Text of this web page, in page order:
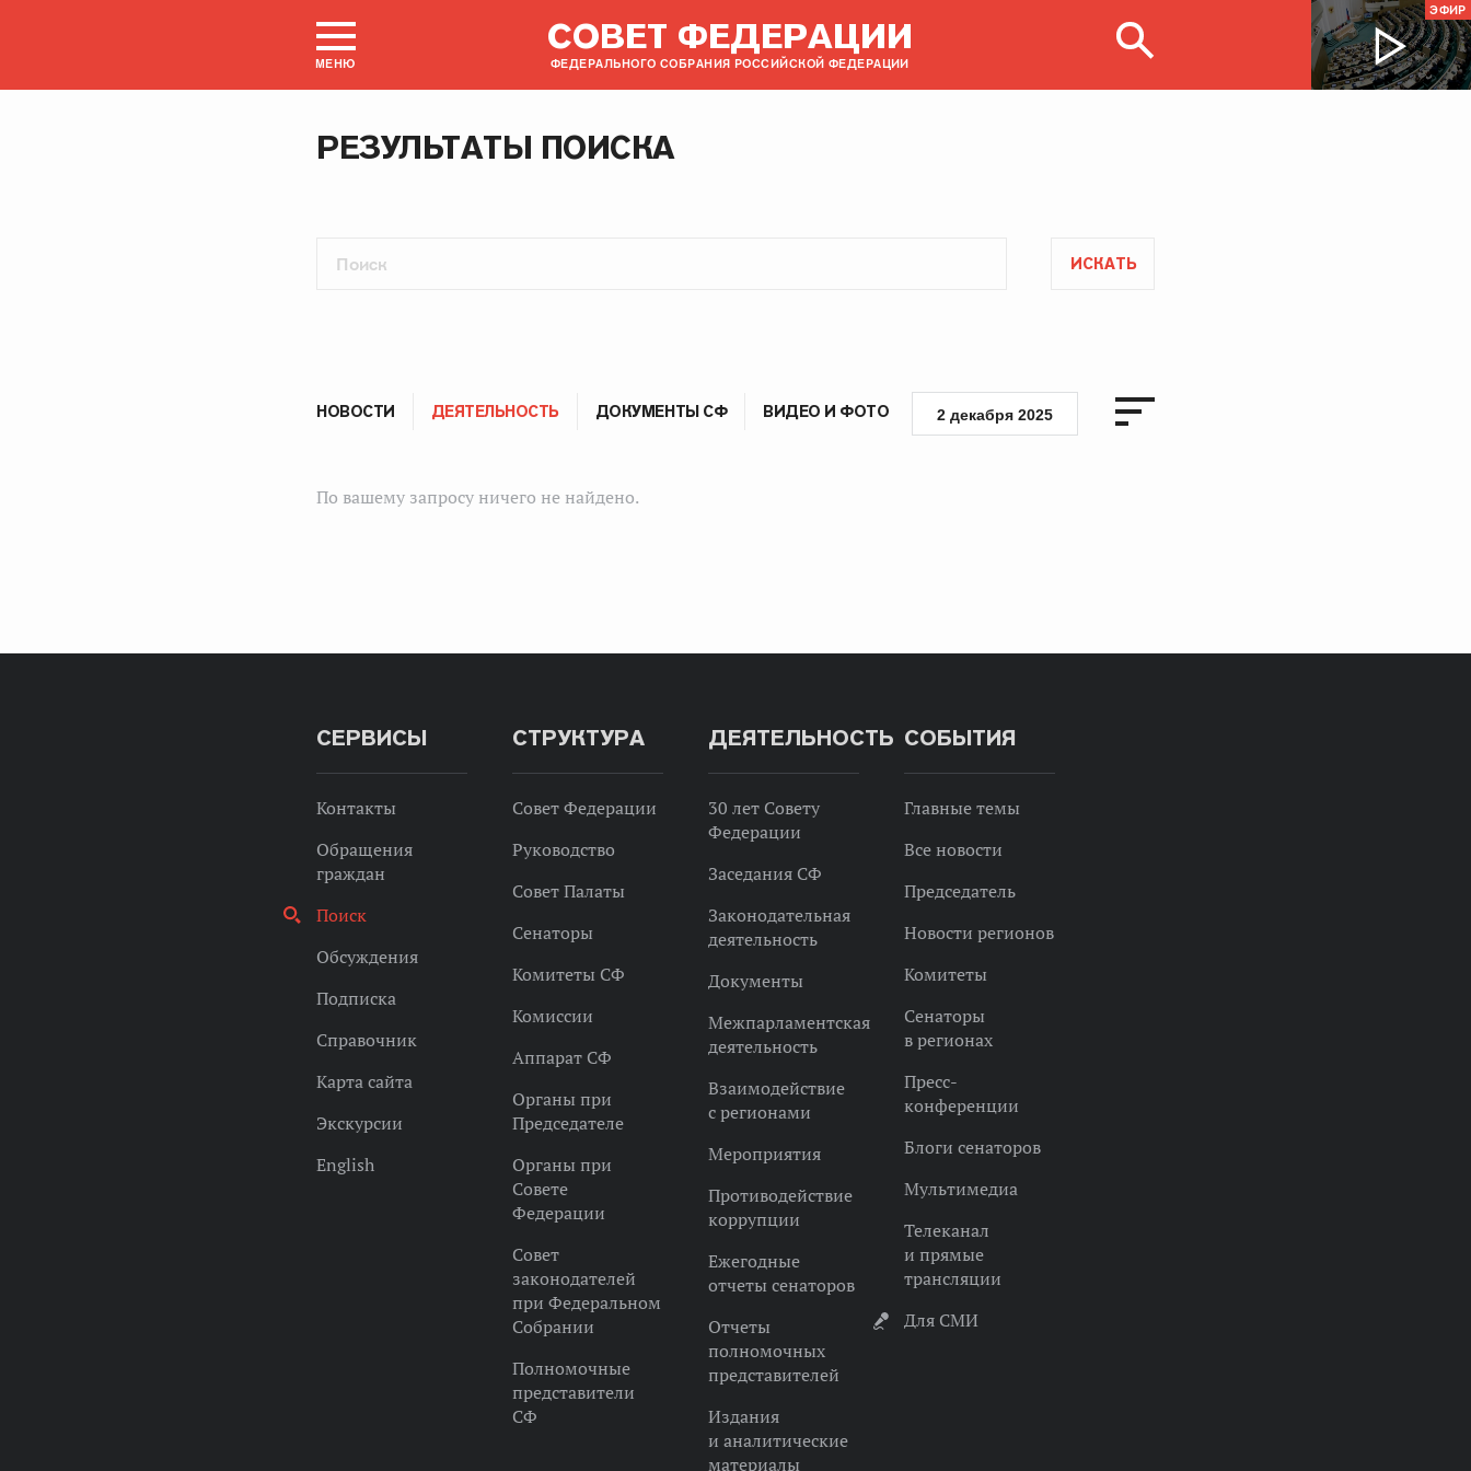
МЕНЮ
СОВЕТ ФЕДЕРАЦИИ
ФЕДЕРАЛЬНОГО СОБРАНИЯ РОССИЙСКОЙ ФЕДЕРАЦИИ
ЭФИР
РЕЗУЛЬТАТЫ ПОИСКА
ИСКАТЬ
НОВОСТИ ДЕЯТЕЛЬНОСТЬ ДОКУМЕНТЫ СФ ВИДЕО И ФОТО 2 декабря 2025
По вашему запросу ничего не найдено.
СЕРВИСЫ
Контакты
Обращения
граждан
Поиск
Обсуждения
Подписка
Справочник
Карта сайта
Экскурсии
English
СТРУКТУРА
Совет Федерации
Руководство
Совет Палаты
Сенаторы
Комитеты СФ
Комиссии
Аппарат СФ
Органы при
Председателе
Органы при
Совете
Федерации
Совет
законодателей
при Федеральном
Собрании
Полномочные
представители
СФ
ДЕЯТЕЛЬНОСТЬ
30 лет Совету
Федерации
Заседания СФ
Законодательная
деятельность
Документы
Межпарламентская
деятельность
Взаимодействие
с регионами
Мероприятия
Противодействие
коррупции
Ежегодные
отчеты сенаторов
Отчеты
полномочных
представителей
Издания
и аналитические
материалы
СОБЫТИЯ
Главные темы
Все новости
Председатель
Новости регионов
Комитеты
Сенаторы
в регионах
Пресс-
конференции
Блоги сенаторов
Мультимедиа
Телеканал
и прямые
трансляции
Для СМИ